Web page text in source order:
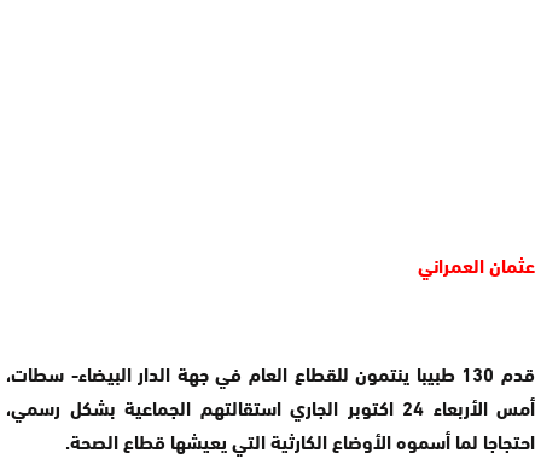
عثمان العمراني
قدم 130 طبيبا ينتمون للقطاع العام في جهة الدار البيضاء- سطات،
أمس الأربعاء 24 اكتوبر الجاري استقالتهم الجماعية بشكل رسمي،
احتجاجا لما أسموه الأوضاع الكارثية التي يعيشها قطاع الصحة.